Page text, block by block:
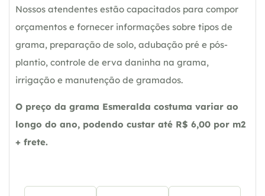
Nossos atendentes estão capacitados para compor
orçamentos e fornecer informações sobre tipos de
grama, preparação de solo, adubação pré e pós-
plantio, controle de erva daninha na grama,
irrigação e manutenção de gramados.
O preço da grama Esmeralda costuma variar ao
longo do ano, podendo custar até R$ 6,00 por m2
+ frete.